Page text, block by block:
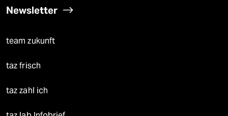
Newsletter
team zukunft
taz frisch
taz zahl ich